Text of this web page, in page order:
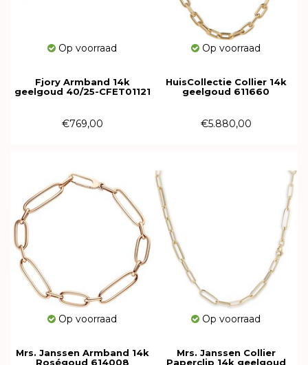
Op voorraad
Fjory Armband 14k
geelgoud 40/25-CFET01121
€769,00
Op voorraad
HuisCollectie Collier 14k
geelgoud 611660
€5.880,00
Op voorraad
Mrs. Janssen Armband 14k
Roségoud 614008
Op voorraad
Mrs. Janssen Collier
Paperclip 14k geelgoud